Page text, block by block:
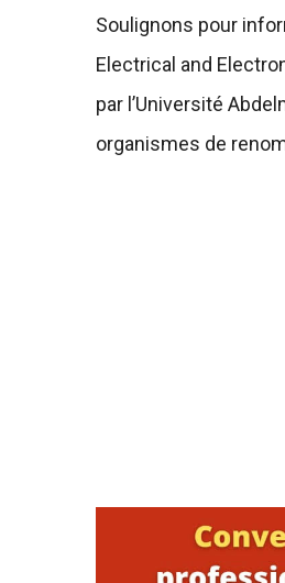
Soulignons pour
Electrical and
par l’Université
organismes de